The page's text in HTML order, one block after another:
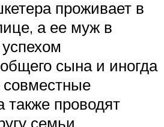
проживает в
а ее муж в
сына и иногда
также проводят
семьи.